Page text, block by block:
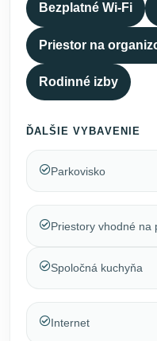
Bezplatné Wi-Fi
Priestor na
Rodinné izby
ĎALŠIE VYBAVENIE
Parkovisko
Priestory vhodné na
Spoločná kuchyňa
Internet